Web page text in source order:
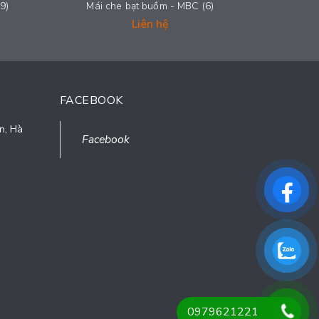
Mái che bạt buồm - MBC (6)
Liên hệ
Hà
FACEBOOK
Facebook
0979621221